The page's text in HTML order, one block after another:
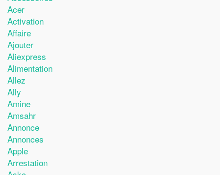
Acer
Activation
Affaire
Ajouter
Aliexpress
Alimentation
Allez
Ally
Amine
Amsahr
Annonce
Annonces
Apple
Arrestation